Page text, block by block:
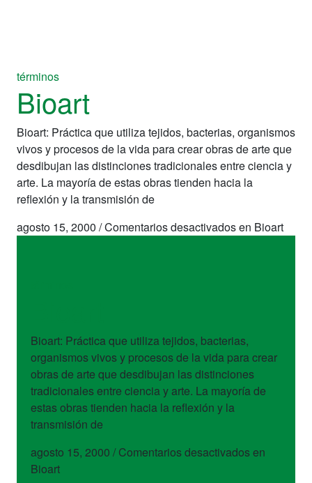
términos
Bioart
Bioart: Práctica que utiliza tejidos, bacterias, organismos
vivos y procesos de la vida para crear obras de arte que
desdibujan las distinciones tradicionales entre ciencia y
arte. La mayoría de estas obras tienden hacia la
reflexión y la transmisión de
agosto 15, 2000 /Comentarios desactivadosen Bioart
Bioart: Práctica que utiliza tejidos, bacterias,
organismos vivos y procesos de la vida para crear
obras de arte que desdibujan las distinciones
tradicionales entre ciencia y arte. La mayoría de
estas obras tienden hacia la reflexión y la
transmisión de
agosto 15, 2000 / Comentarios desactivadosen
Bioart